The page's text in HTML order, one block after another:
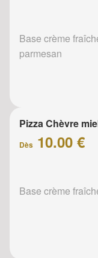
Base crème
parmesan
Pizza Chèvre
Dès 10.00 €
Base crème